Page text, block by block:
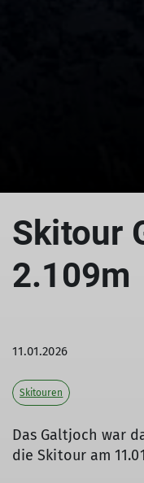
Skitour
2.109m
11.01.2026
Skitouren
Das Galtjoch war
die Skitour am